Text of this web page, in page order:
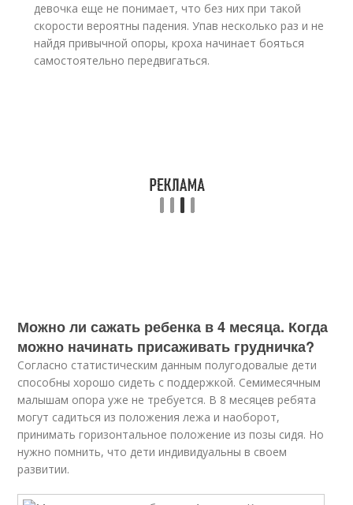
девочка еще не понимает, что без них при такой
скорости вероятны падения. Упав несколько раз и не
найдя привычной опоры, кроха начинает бояться
самостоятельно передвигаться.
Можно ли сажать ребенка в 4 месяца. Когда
можно начинать присаживать грудничка?
Согласно статистическим данным полугодовалые дети
способны хорошо сидеть с поддержкой. Семимесячным
малышам опора уже не требуется. В 8 месяцев ребята
могут садиться из положения лежа и наоборот,
принимать горизонтальное положение из позы сидя. Но
нужно помнить, что дети индивидуальны в своем
развитии.